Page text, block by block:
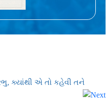
ક્યાંથી એ તો કહેવી તને